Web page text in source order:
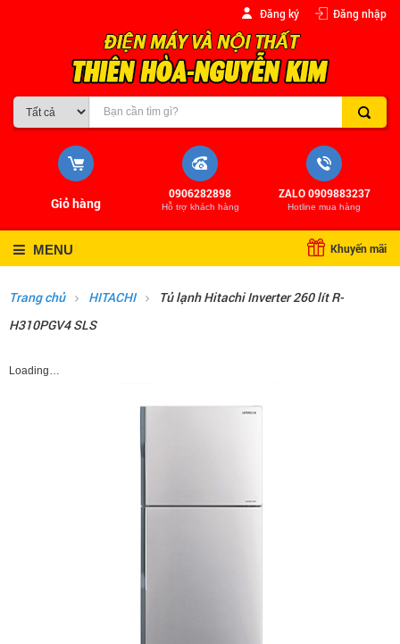
Đăng ký Đăng nhập
ZALO 0909883237
Hotline mua hàng
0906282898
Hỗ trợ khách hàng
Giỏ hàng
Khuyến mãi
MENU
Trang chủ HITACHI
Tủ lạnh Hitachi Inverter 260 lít R-
H310PGV4 SLS
Loading…